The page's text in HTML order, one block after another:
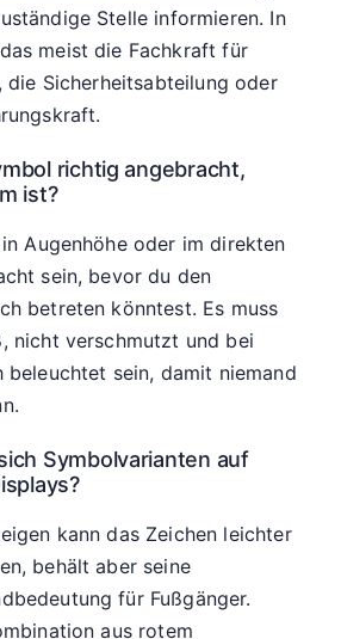
Stelle informieren. In
meist die Fachkraft für
, die Sicherheitsabteilung oder
richtig angebracht,
ist?
Augenhöhe oder im direkten
sein, bevor du den
betreten könntest. Es muss
nicht verschmutzt und bei
beleuchtet sein, damit niemand
Symbolvarianten auf
kann das Zeichen leichter
behält aber seine
für Fußgänger.
aus rotem